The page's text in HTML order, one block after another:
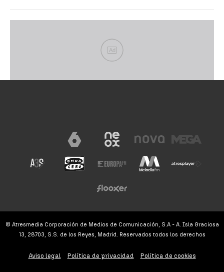
Ad
© Atresmedia Corporación de Medios de Comunicación, S.A - A. Isla Graciosa
13, 28703, S.S. de los Reyes, Madrid. Reservados todos los derechos
Aviso legal Política de privacidad Política de cookies